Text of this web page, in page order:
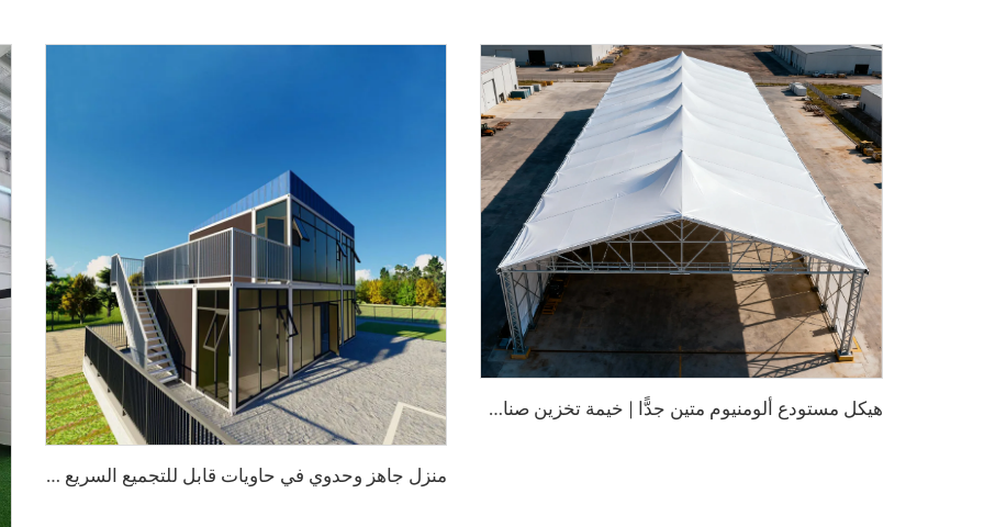
ه
يكل مستودع ألومنيوم متين جدًّا | خيمة تخزين صناعية ذات نطاق واضح للخدمات اللوجستية والتصنيع
م
نزل جاهز وحدوي في حاويات قابل للتجميع السريع | وحدة معيشية محمولة قابلة للطي للاستخدام السكني